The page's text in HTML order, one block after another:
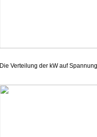
Die Verteilung der kW auf